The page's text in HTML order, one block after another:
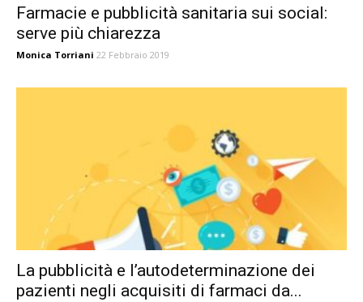
Farmacie e pubblicità sanitaria sui social:
serve più chiarezza
Monica Torriani 22 Febbraio 2019
La pubblicità e l’autodeterminazione dei
pazienti negli acquisiti di farmaci da...